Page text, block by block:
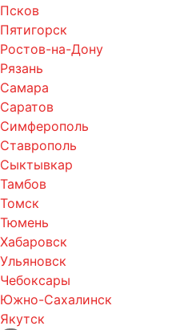
Псков
Пятигорск
Ростов-на-Дону
Рязань
Самара
Саратов
Симферополь
Ставрополь
Сыктывкар
Тамбов
Томск
Тюмень
Хабаровск
Ульяновск
Чебоксары
Южно-Сахалинск
Якутск